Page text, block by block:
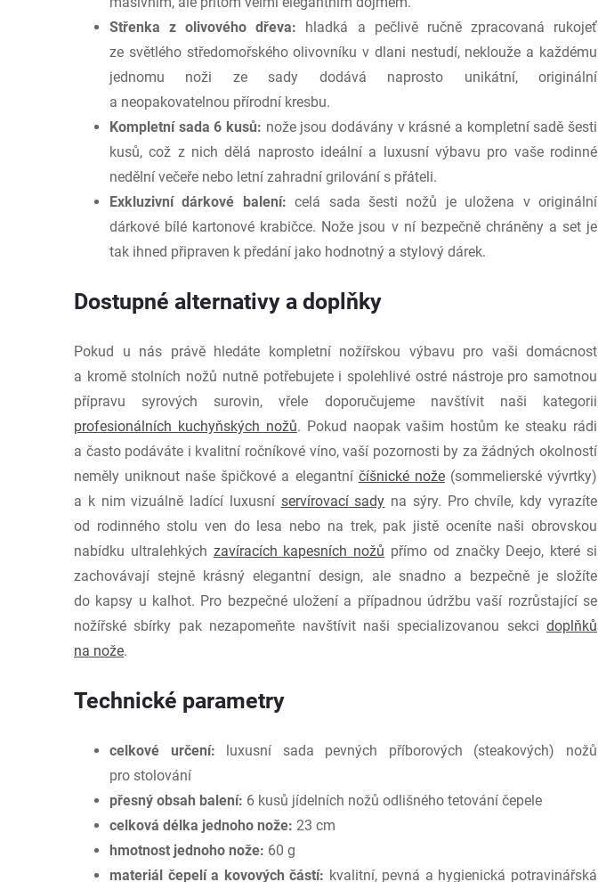
Střenka z olivového dřeva: hladká a pečlivě ručně zpracovaná rukojeť
ze světlého středomořského olivovníku v dlani nestudí, neklouže a každému
jednomu noži ze sady dodává naprosto unikátní, originální
a neopakovatelnou přírodní kresbu.
Kompletní sada 6 kusů: nože jsou dodávány v krásné a kompletní sadě šesti
kusů, což z nich dělá naprosto ideální a luxusní výbavu pro vaše rodinné
nedělní večeře nebo letní zahradní grilování s přáteli.
Exkluzivní dárkové balení: celá sada šesti nožů je uložena v originální
dárkové bílé kartonové krabičce. Nože jsou v ní bezpečně chráněny a set je
tak ihned připraven k předání jako hodnotný a stylový dárek.
Dostupné alternativy a doplňky
Pokud u nás právě hledáte kompletní nožířskou výbavu pro vaši domácnost
a kromě stolních nožů nutně potřebujete i spolehlivé ostré nástroje pro samotnou
přípravu syrových surovin, vřele doporučujeme navštívit naši kategorii
profesionálních kuchyňských nožů. Pokud naopak vašim hostům ke steaku rádi
a často podáváte i kvalitní ročníkové víno, vaší pozornosti by za žádných okolností
neměly uniknout naše špičkové a elegantní číšnické nože(sommelierské vývrtky)
a k nim vizuálně ladící luxusní servírovací sady na sýry. Pro chvíle, kdy vyrazíte
od rodinného stolu ven do lesa nebo na trek, pak jistě oceníte naši obrovskou
nabídku ultralehkých zavíracích kapesních nožů přímo od značky Deejo, které si
zachovávají stejně krásný elegantní design, ale snadno a bezpečně je složíte
do kapsy u kalhot. Pro bezpečné uložení a případnou údržbu vaší rozrůstající se
nožířské sbírky pak nezapomeňte navštívit naši specializovanou sekci doplňků
na nože.
Technické parametry
celkové určení: luxusní sada pevných příborových (steakových) nožů
pro stolování
přesný obsah balení: 6 kusů jídelních nožů odlišného tetování čepele
celková délka jednoho nože: 23 cm
hmotnost jednoho nože: 60 g
materiál čepelí a kovových částí: kvalitní, pevná a hygienická potravinářská